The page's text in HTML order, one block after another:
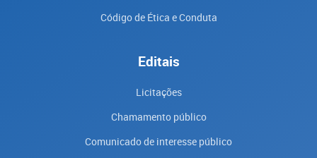
Código de Ética e Conduta
Editais
Licitações
Chamamento público
Comunicado de interesse público